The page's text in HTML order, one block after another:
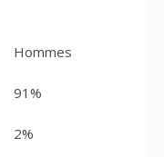
Hommes
91%
2%